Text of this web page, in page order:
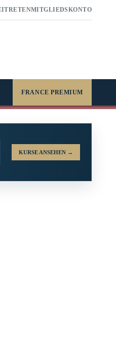
MITGLIEDSKONTO
FRANCE PREMIUM
KURSE ANSEHEN →